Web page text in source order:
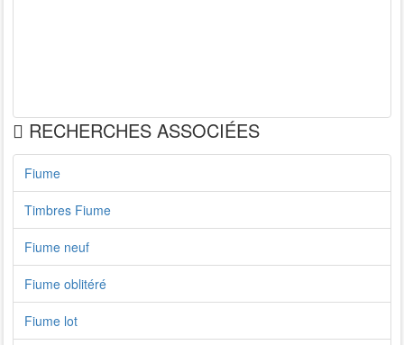
RECHERCHES ASSOCIÉES
Fiume
Timbres Fiume
Fiume neuf
Fiume oblitéré
Fiume lot